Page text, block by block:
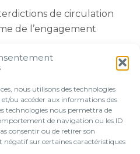
nous utilisons des technologies
ou accéder aux informations des
technologies nous permettra de
de navigation ou les ID
consentir ou de retirer son
sur certaines caractéristiques
de circulation
de l’engagement
: une aide